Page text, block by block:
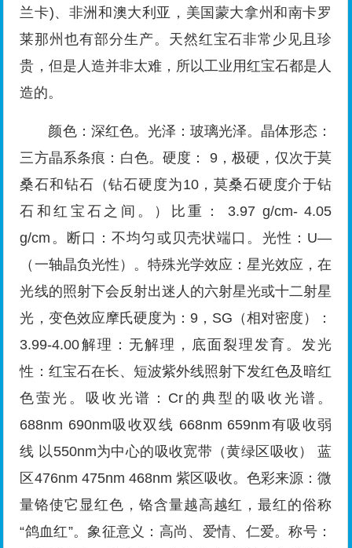
兰卡)、非洲和澳大利亚，美国蒙大拿州和南卡罗
莱那州也有部分生产。天然红宝石非常少见且珍
贵，但是人造并非太难，所以工业用红宝石都是人
造的。
颜色：深红色。光泽：玻璃光泽。晶体形态：
三方晶系条痕：白色。硬度： 9，极硬，仅次于莫
桑石和钻石（钻石硬度为10，莫桑石硬度介于钻
石和红宝石之间。）比重： 3.97 g/cm- 4.05
g/cm。断口：不均匀或贝壳状端口。光性：U—
（一轴晶负光性）。特殊光学效应：星光效应，在
光线的照射下会反射出迷人的六射星光或十二射星
光，变色效应摩氏硬度为：9，SG（相对密度）：
3.99-4.00解理：无解理，底面裂理发育。发光
性：红宝石在长、短波紫外线照射下发红色及暗红
色萤光。吸收光谱：Cr的典型的吸收光谱。
688nm 690nm吸收双线 668nm 659nm有吸收弱
线 以550nm为中心的吸收宽带（黄绿区吸收） 蓝
区476nm 475nm 468nm 紫区吸收。色彩来源：微
量铬使它显红色，铬含量越高越红，最红的俗称
“鸽血红”。象征意义：高尚、爱情、仁爱。称号：